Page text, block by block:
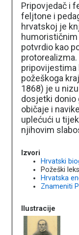
Pripovjedač i
feljtone i
hrvatskoj je
potvrdio kao
požeškoga
1868) je u
dosjetki donio
običaje i
uplećući u
njihovim
Izvori
Hrvatski
Požeški
Hrvatska
Znameniti
Ilustracije